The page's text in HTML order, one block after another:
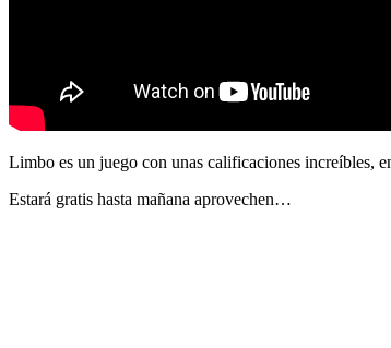
Limbo es un juego con unas calificaciones increíbles,
Estará gratis hasta mañana aprovechen…